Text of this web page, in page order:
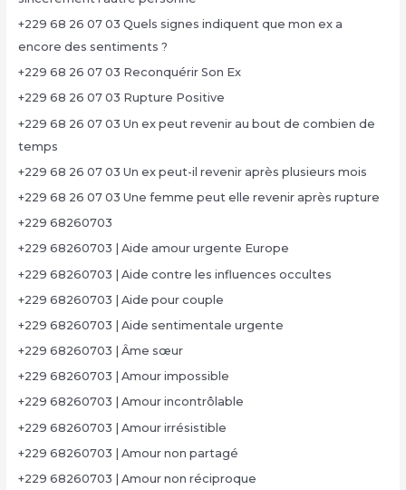
+229 68 26 07 03 Quels signes indiquent que mon ex a
encore des sentiments ?
+229 68 26 07 03 Reconquérir Son Ex
+229 68 26 07 03 Rupture Positive
+229 68 26 07 03 Un ex peut revenir au bout de combien de
temps
+229 68 26 07 03 Un ex peut-il revenir après plusieurs mois
+229 68 26 07 03 Une femme peut elle revenir après rupture
+229 68260703
+229 68260703 | Aide amour urgente Europe
+229 68260703 | Aide contre les influences occultes
+229 68260703 | Aide pour couple
+229 68260703 | Aide sentimentale urgente
+229 68260703 | Âme sœur
+229 68260703 | Amour impossible
+229 68260703 | Amour incontrôlable
+229 68260703 | Amour irrésistible
+229 68260703 | Amour non partagé
+229 68260703 | Amour non réciproque